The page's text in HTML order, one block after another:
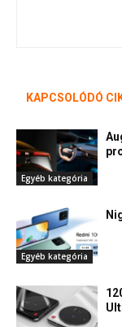
KAPCSOLÓDÓ
Egyéb kategória
Egyéb kategória